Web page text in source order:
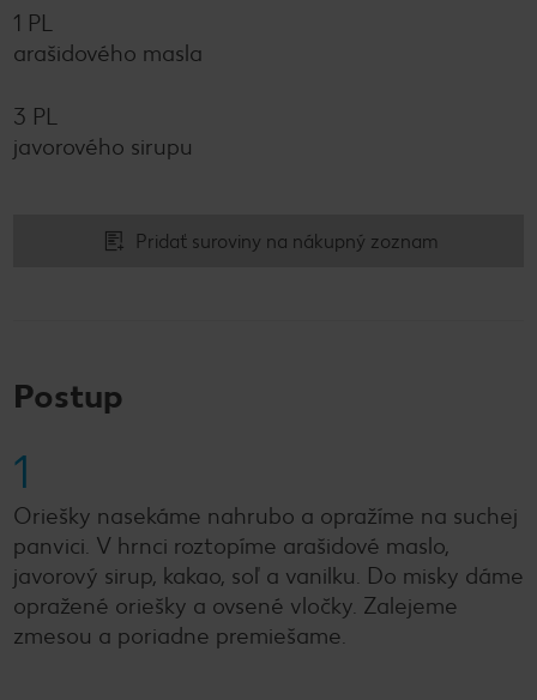
1 PL
arašidového masla
3 PL
javorového sirupu
Pridať suroviny na nákupný zoznam
Postup
1
Oriešky nasekáme nahrubo a opražíme na suchej
panvici. V hrnci roztopíme arašidové maslo,
javorový sirup, kakao, soľ a vanilku. Do misky dáme
opražené oriešky a ovsené vločky. Zalejeme
zmesou a poriadne premiešame.